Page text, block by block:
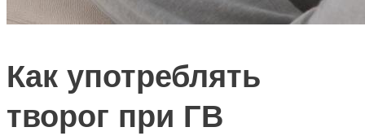
Как употреблять
творог при ГВ